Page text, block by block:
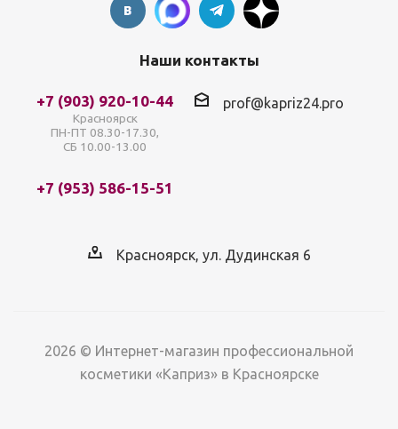
Наши контакты
+7 (903) 920-10-44
Красноярск
ПН-ПТ 08.30-17.30,
СБ 10.00-13.00
+7 (953) 586-15-51
prof@kapriz24.pro
Красноярск, ул. Дудинская 6
2026 © Интернет-магазин профессиональной
косметики «Каприз» в Красноярске